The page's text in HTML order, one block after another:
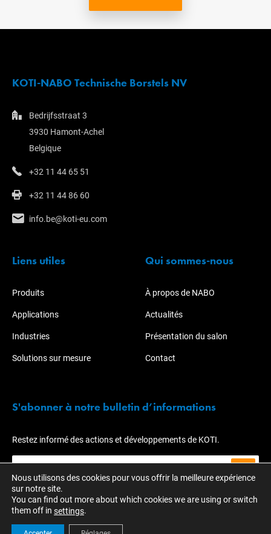
KOTI-NABO Technische Borstels NV
Bedrijfsstraat 3
3930 Hamont-Achel
Belgique
+32 11 44 65 51
+32 11 44 86 60
info.be@koti-eu.com
Liens utiles
Produits
Applications
Industries
Solutions sur mesure
Qui sommes-nous
À propos de NABO
Actualités
Présentation du salon
Contact
S'abonner à notre bulletin d’informations
Restez informé des actions et développements de KOTI.
Nous utilisons des cookies pour vous offrir la meilleure expérience
sur notre site.
You can find out more about which cookies we are using or switch
them off in settings.